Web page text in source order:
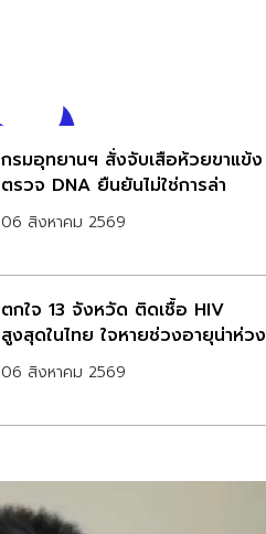
กรมอุทยานฯ สั่งจับเสือห้วยขาแข้ง
ตรวจ DNA ยืนยันไม่ใช่การล่า
06 สิงหาคม 2569
ตกใจ 13 จังหวัด ติดเชื้อ HIV
สูงสุดในไทย ใจหายช่วงอายุน่าห่วง
06 สิงหาคม 2569